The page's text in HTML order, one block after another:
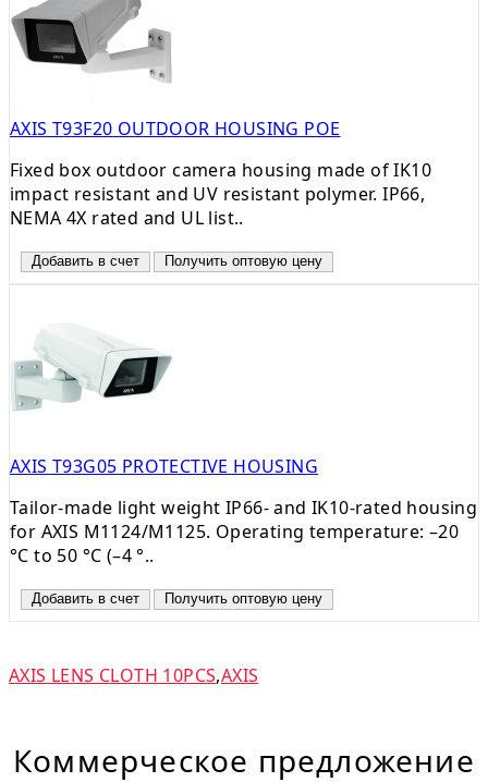
AXIS T93F20 OUTDOOR HOUSING POE
Fixed box outdoor camera housing made of IK10
impact resistant and UV resistant polymer. IP66,
NEMA 4X rated and UL list..
Добавить в счет Получить оптовую цену
AXIS T93G05 PROTECTIVE HOUSING
Tailor-made light weight IP66- and IK10-rated housing
for AXIS M1124/M1125. Operating temperature: –20
°C to 50 °C (–4 °..
Добавить в счет Получить оптовую цену
AXIS LENS CLOTH 10PCS,AXIS
Коммерческое предложение